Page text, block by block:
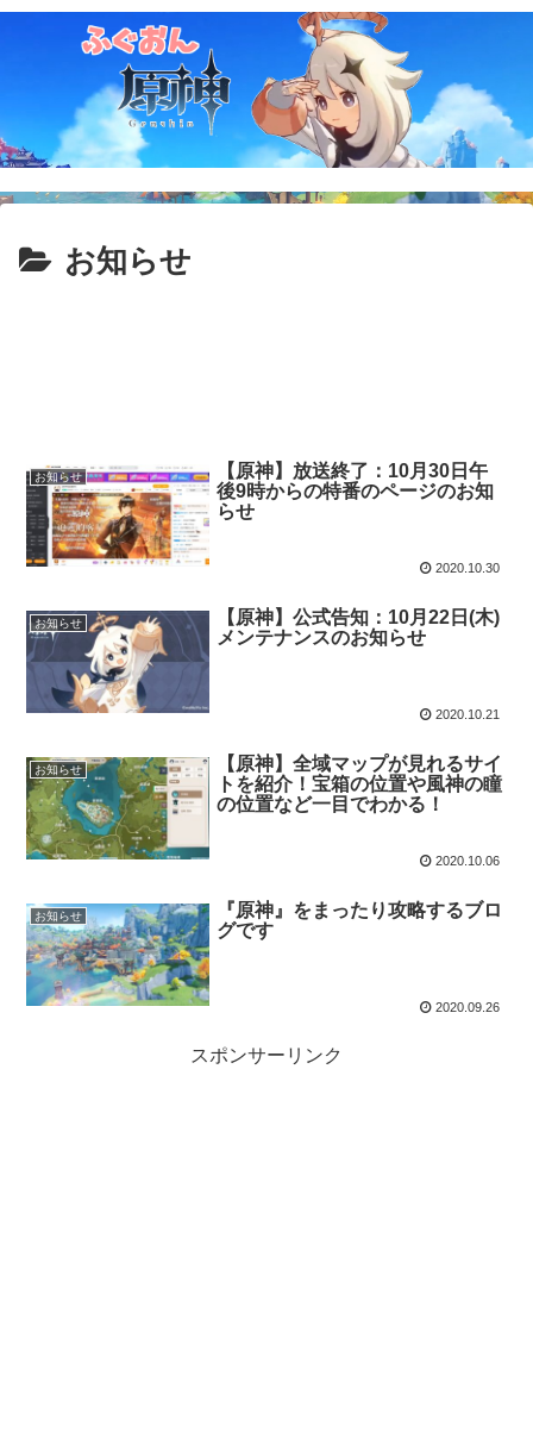
お知らせ
お知らせ
【原神】放送終了：10月30日午
後9時からの特番のページのお知
らせ
2020.10.30
お知らせ
【原神】公式告知：10月22日(木)
メンテナンスのお知らせ
2020.10.21
お知らせ
【原神】全域マップが見れるサイ
トを紹介！宝箱の位置や風神の瞳
の位置など一目でわかる！
2020.10.06
お知らせ
『原神』をまったり攻略するブロ
グです
2020.09.26
スポンサーリンク